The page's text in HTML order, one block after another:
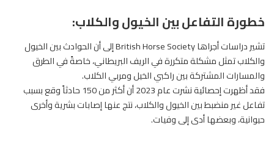
خطورة التفاعل بين الخيول والكلاب:
تشير دراسات أجراها British Horse Society إلى أن الحوادث بين الخيول
والكلاب تمثل مشكلة متكررة في الريف البريطاني، خاصةً في الطرق
والمسارات المشتركة بين راكبي الخيل ومربي الكلاب.
فقد أظهرت إحصائية نشرت عام 2023 أن أكثر من 150 حادثاً وقع بسبب
تفاعل غير منضبط بين الخيول والكلاب، نتج عنها إصابات بشرية وأخرى
حيوانية، وبعضها أدى إلى وفيات.